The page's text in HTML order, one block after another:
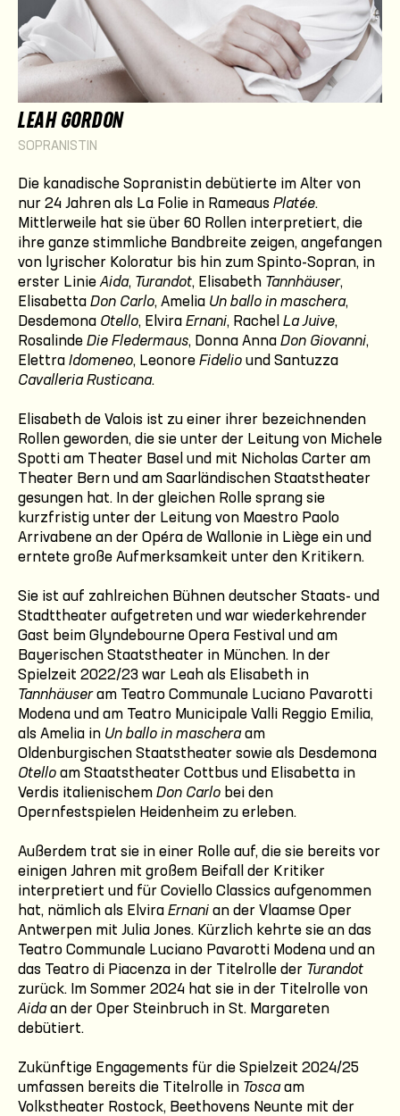
LEAH GORDON
SOPRANISTIN
Die kanadische Sopranistin debütierte im Alter von
nur 24 Jahren als La Folie in Rameaus Platée.
Mittlerweile hat sie über 60 Rollen interpretiert, die
ihre ganze stimmliche Bandbreite zeigen, angefangen
von lyrischer Koloratur bis hin zum Spinto-Sopran, in
erster LinieAida, Turandot, Elisabeth Tannhäuser,
Elisabetta Don Carlo, Amelia Un ballo in maschera,
Desdemona Otello, Elvira Ernani, Rachel La Juive,
Rosalinde Die Fledermaus, Donna Anna Don Giovanni,
Elettra Idomeneo, Leonore Fidelio und Santuzza
Cavalleria Rusticana.
Elisabeth de Valois ist zu einer ihrer bezeichnenden
Rollen geworden, die sie unter der Leitung von Michele
Spotti am Theater Basel und mit Nicholas Carter am
Theater Bern und am Saarländischen Staatstheater
gesungen hat. In der gleichen Rolle sprang sie
kurzfristig unter der Leitung von Maestro Paolo
Arrivabene an der Opéra de Wallonie in Liège ein und
erntete große Aufmerksamkeit unter den Kritikern.
Sie ist auf zahlreichen Bühnen deutscher Staats- und
Stadttheater aufgetreten und war wiederkehrender
Gast beim Glyndebourne Opera Festival und am
Bayerischen Staatstheater in München. In der
Spielzeit 2022/23 war Leah als Elisabeth in
Tannhäuseram Teatro Communale Luciano Pavarotti
Modena und am Teatro Municipale Valli Reggio Emilia,
als Amelia in Un ballo in mascheraam
Oldenburgischen Staatstheater sowie als Desdemona
Otello am Staatstheater Cottbus und Elisabetta in
Verdis italienischem Don Carlo bei den
Opernfestspielen Heidenheim zu erleben.
Außerdem trat sie in einer Rolle auf, die sie bereits vor
einigen Jahren mit großem Beifall der Kritiker
interpretiert und für Coviello Classics aufgenommen
hat, nämlich als Elvira Ernani an der Vlaamse Oper
Antwerpen mit Julia Jones. Kürzlich kehrte sie an das
Teatro Communale Luciano Pavarotti Modena und an
das Teatro di Piacenza in der Titelrolle der Turandot
zurück. Im Sommer 2024 hat sie in der Titelrolle von
Aidaan der Oper Steinbruch in St. Margareten
debütiert.
Zukünftige Engagements für die Spielzeit 2024/25
umfassen bereits die Titelrolle in Toscaam
Volkstheater Rostock, Beethovens Neunte mit der